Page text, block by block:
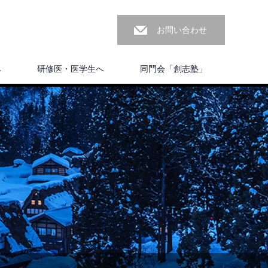
お問い合わせ
研修医・医学生へ 同門会「創志塾」